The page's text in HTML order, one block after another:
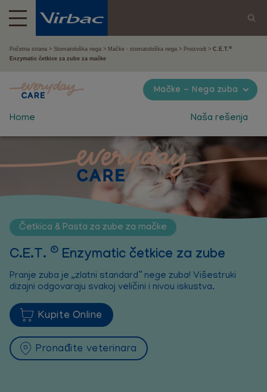
Početna strana Stomatološka nega Mačke - stomatološka nega Proizvodi C.E.T.®
Enzymatic četkice za zube za mačke
Mačke - Nega zuba
Home Naša rešenja
Četkica & Pasta za zube za mačke
C.E.T. ® Enzymatic četkice za zube
Pranje zuba je „zlatni standard“ nege zuba! Višestruki
dizajni odgovaraju svakoj veličini i nivou iskustva.
Kupite Online
Pronađite veterinara